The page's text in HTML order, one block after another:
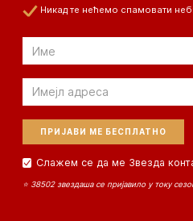
Никад те нећемо спамовати
Email
Email
Слажем се да ме Звезда
⭐ 38502 звездаша се пријавило у току